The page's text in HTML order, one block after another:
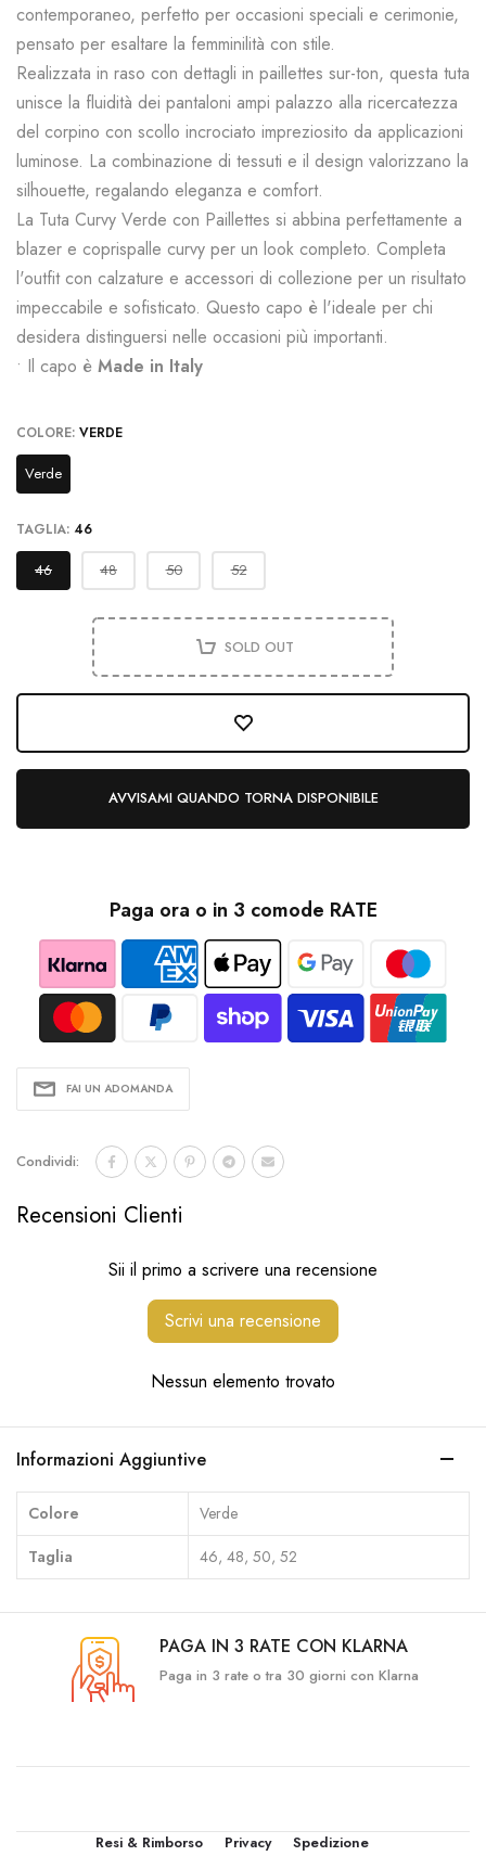
contemporaneo, perfetto per occasioni speciali e cerimonie,
pensato per esaltare la femminilità con stile.
Realizzata in raso con dettagli in paillettes sur-ton, questa tuta
unisce la fluidità dei pantaloni ampi palazzo alla ricercatezza
del corpino con scollo incrociato impreziosito da applicazioni
luminose. La combinazione di tessuti e il design valorizzano la
silhouette, regalando eleganza e comfort.
La Tuta Curvy Verde con Paillettes si abbina perfettamente a
blazer e coprispalle curvy per un look completo. Completa
l'outfit con calzature e accessori di collezione per un risultato
impeccabile e sofisticato. Questo capo è l'ideale per chi
desidera distinguersi nelle occasioni più importanti.
• Il capo è Made in Italy
COLORE: VERDE
Verde
TAGLIA: 46
46 48 50 52
SOLD OUT
AVVISAMI QUANDO TORNA DISPONIBILE
Paga ora o in 3 comode RATE
FAI UN ADOMANDA
Condividi:
Recensioni Clienti
Sii il primo a scrivere una recensione
Scrivi una recensione
Nessun elemento trovato
Informazioni Aggiuntive
Colore
Verde
Taglia
46, 48, 50, 52
PAGA IN 3 RATE CON KLARNA
Paga in 3 rate o tra 30 giorni con Klarna
Resi & Rimborso Privacy
Spedizione